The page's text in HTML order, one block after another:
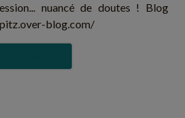
nuancé de doutes ! Blog
blog.com/